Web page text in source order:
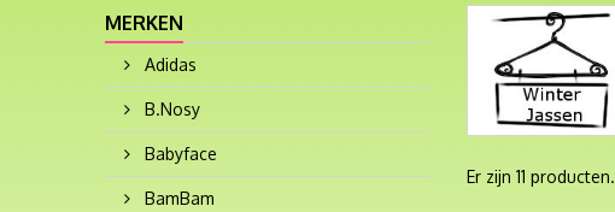
MERKEN
Adidas
B.Nosy
Babyface
BamBam
Er zijn 11 producten.